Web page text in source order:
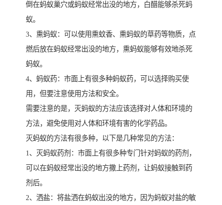
倒在蚂蚁巢穴或蚂蚁经常出没的地方，白醋能够杀死蚂
蚁。
3、熏蚂蚁：可以使用熏蚊香、熏蚂蚁的草药等物质，点
燃后放在蚂蚁经常出没的地方，熏蚂蚁能够有效地杀死
蚂蚁。
4、蚂蚁药：市面上有很多种蚂蚁药，可以选择购买使
用，但要注意使用方法和安全。
需要注意的是，灭蚂蚁的方法应该选择对人体和环境的
方法，避免使用对人体和环境有害的化学药品。
灭蚂蚁的方法有很多种，以下是几种常见的方法：
1、灭蚂蚁药剂：市面上有很多种专门针对蚂蚁的药剂，
可以在蚂蚁经常出没的地方撒上药剂，让蚂蚁接触到药
剂后。
2、洒盐：将盐洒在蚂蚁出没的地方，因为蚂蚁对盐的敏